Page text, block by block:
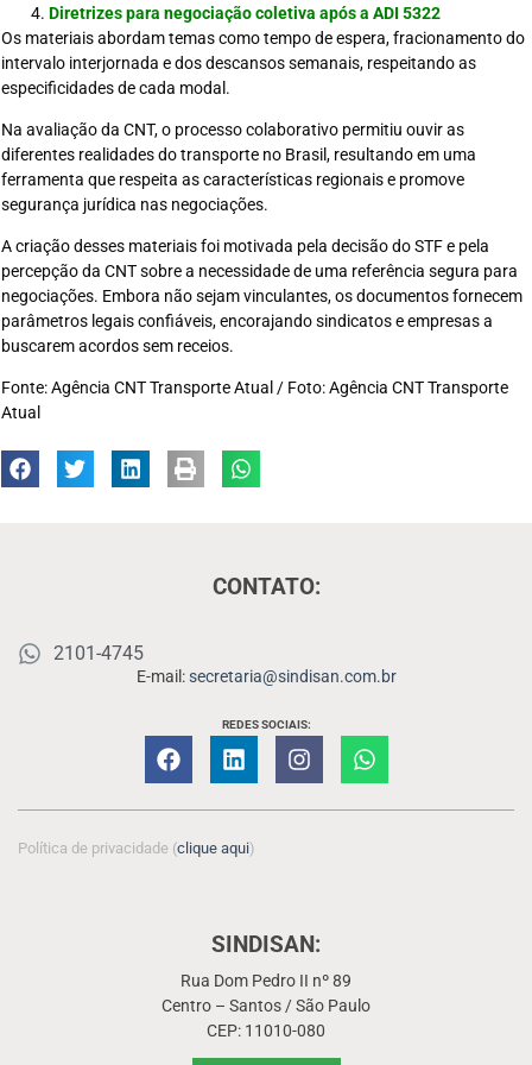
Diretrizes para negociação coletiva após a ADI 5322
Os materiais abordam temas como tempo de espera, fracionamento do
intervalo interjornada e dos descansos semanais, respeitando as
especificidades de cada modal.
Na avaliação da CNT, o processo colaborativo permitiu ouvir as
diferentes realidades do transporte no Brasil, resultando em uma
ferramenta que respeita as características regionais e promove
segurança jurídica nas negociações.
A criação desses materiais foi motivada pela decisão do STF e pela
percepção da CNT sobre a necessidade de uma referência segura para
negociações. Embora não sejam vinculantes, os documentos fornecem
parâmetros legais confiáveis, encorajando sindicatos e empresas a
buscarem acordos sem receios.
Fonte: Agência CNT Transporte Atual / Foto: Agência CNT Transporte
Atual
CONTATO:
2101-4745
E-mail:secretaria@sindisan.com.br
REDES SOCIAIS:
Política de privacidade (clique aqui)
SINDISAN:
Rua Dom Pedro II nº 89
Centro – Santos / São Paulo
CEP: 11010-080